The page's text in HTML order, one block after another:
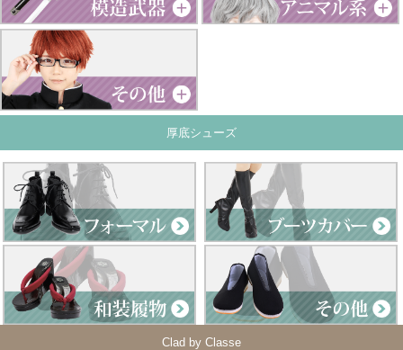
厚底シューズ
Clad by Classe